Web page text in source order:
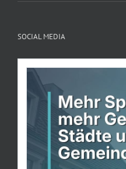
SOCIAL MEDIA